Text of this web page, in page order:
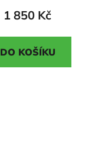
produktu
z
1 850 Kč
DO KOŠÍKU